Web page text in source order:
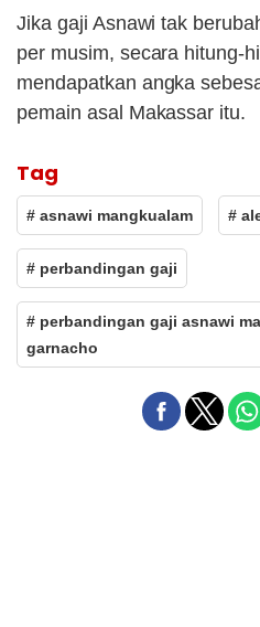
Jika gaji Asnawi tak
per musim, secara hitung-
mendapatkan angka
pemain asal Makassar itu.
Tag
# asnawi mangkualam #
# perbandingan gaji
# perbandingan gaji asnawi
garnacho